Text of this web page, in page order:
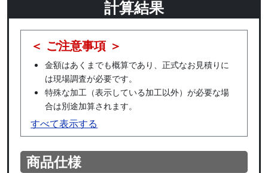
計算結果
＜ ご注意事項 ＞
金額はあくまでも概算であり、正式なお見積りに
は現場調査が必要です。
特殊な加工（表示している加工以外）が必要な場
合は別途加算されます。
すべて表示する
商品仕様